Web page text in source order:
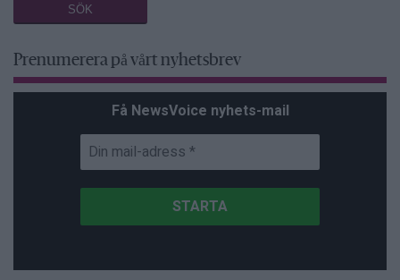
Prenumerera på vårt nyhetsbrev
Få NewsVoice nyhets-mail